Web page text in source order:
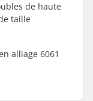
de haute
taille
alliage 6061